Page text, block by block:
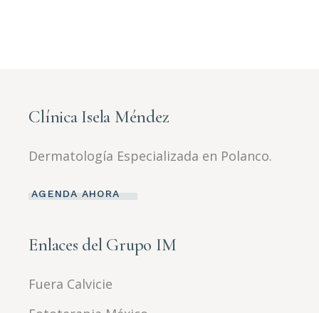
Clínica Isela Méndez
Dermatología Especializada en Polanco.
AGENDA AHORA
Enlaces del Grupo IM
Fuera Calvicie